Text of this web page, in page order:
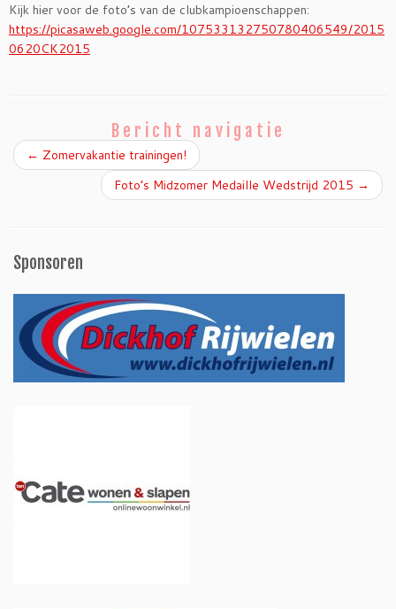
Kijk hier voor de foto’s van de clubkampioenschappen:
https://picasaweb.google.com/107533132750780406549/2015
0620CK2015
Bericht navigatie
← Zomervakantie trainingen!
Foto’s Midzomer Medaille Wedstrijd 2015 →
Sponsoren